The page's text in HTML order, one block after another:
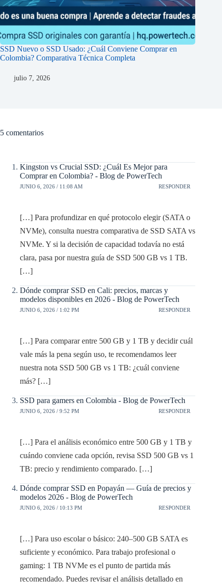
SSD Nuevo o SSD Usado: ¿Cuál Conviene Comprar en
Colombia? Comparativa Técnica Completa
julio 7, 2026
5 comentarios
Kingston vs Crucial SSD: ¿Cuál Es Mejor para
Comprar en Colombia? - Blog de PowerTech
JUNIO 6, 2026 / 11:08 AM RESPONDER
[…] Para profundizar en qué protocolo elegir (SATA o
NVMe), consulta nuestra comparativa de SSD SATA vs
NVMe. Y si la decisión de capacidad todavía no está
clara, pasa por nuestra guía de SSD 500 GB vs 1 TB.
[…]
Dónde comprar SSD en Cali: precios, marcas y
modelos disponibles en 2026 - Blog de PowerTech
JUNIO 6, 2026 / 1:02 PM RESPONDER
[…] Para comparar entre 500 GB y 1 TB y decidir cuál
vale más la pena según uso, te recomendamos leer
nuestra nota SSD 500 GB vs 1 TB: ¿cuál conviene
más? […]
SSD para gamers en Colombia - Blog de PowerTech
JUNIO 6, 2026 / 9:52 PM RESPONDER
[…] Para el análisis económico entre 500 GB y 1 TB y
cuándo conviene cada opción, revisa SSD 500 GB vs 1
TB: precio y rendimiento comparado. […]
Dónde comprar SSD en Popayán — Guía de precios y
modelos 2026 - Blog de PowerTech
JUNIO 6, 2026 / 10:13 PM RESPONDER
[…] Para uso escolar o básico: 240–500 GB SATA es
suficiente y económico. Para trabajo profesional o
gaming: 1 TB NVMe es el punto de partida más
recomendado. Puedes revisar el análisis detallado en